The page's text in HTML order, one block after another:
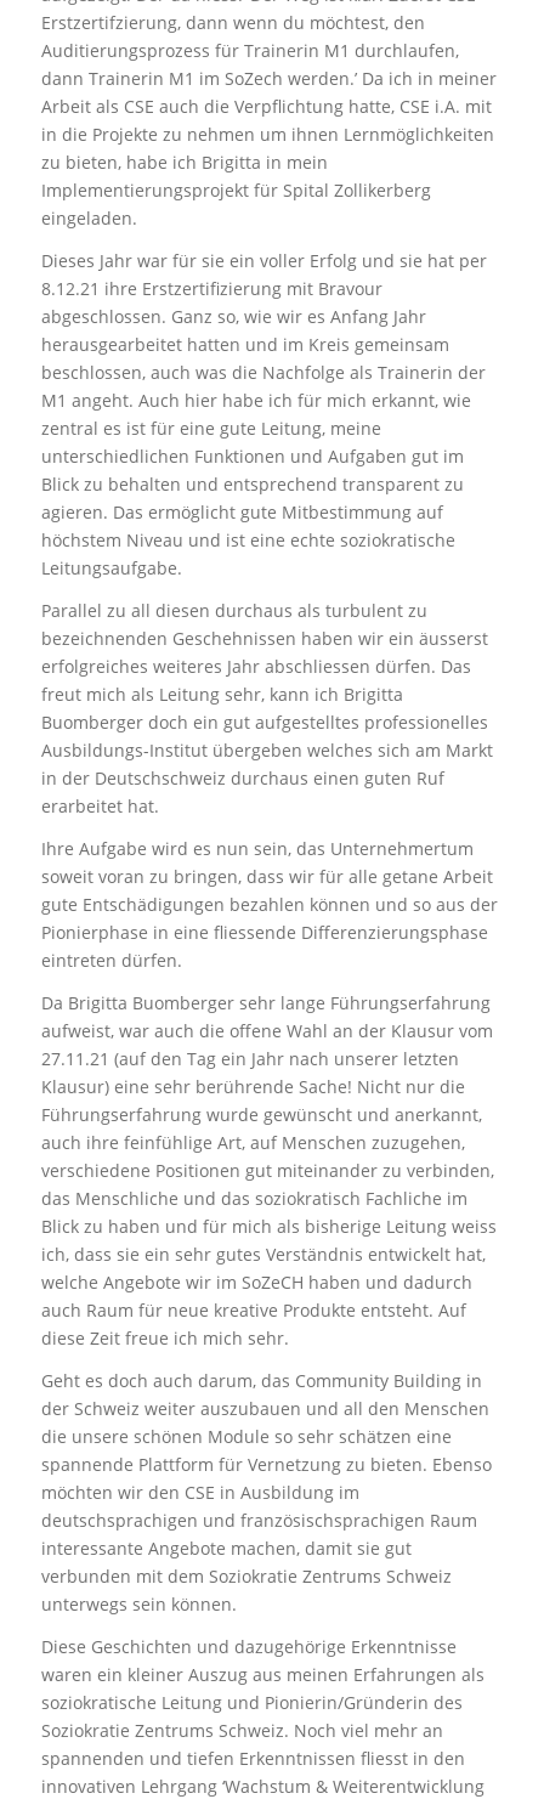
Erstzertifzierung, dann wenn du möchtest, den
Auditierungsprozess für Trainerin M1 durchlaufen,
dann Trainerin M1 im SoZech werden.’ Da ich in meiner
Arbeit als CSE auch die Verpflichtung hatte, CSE i.A. mit
in die Projekte zu nehmen um ihnen Lernmöglichkeiten
zu bieten, habe ich Brigitta in mein
Implementierungsprojekt für Spital Zollikerberg
eingeladen.
Dieses Jahr war für sie ein voller Erfolg und sie hat per
8.12.21 ihre Erstzertifizierung mit Bravour
abgeschlossen. Ganz so, wie wir es Anfang Jahr
herausgearbeitet hatten und im Kreis gemeinsam
beschlossen, auch was die Nachfolge als Trainerin der
M1 angeht. Auch hier habe ich für mich erkannt, wie
zentral es ist für eine gute Leitung, meine
unterschiedlichen Funktionen und Aufgaben gut im
Blick zu behalten und entsprechend transparent zu
agieren. Das ermöglicht gute Mitbestimmung auf
höchstem Niveau und ist eine echte soziokratische
Leitungsaufgabe.
Parallel zu all diesen durchaus als turbulent zu
bezeichnenden Geschehnissen haben wir ein äusserst
erfolgreiches weiteres Jahr abschliessen dürfen. Das
freut mich als Leitung sehr, kann ich Brigitta
Buomberger doch ein gut aufgestelltes professionelles
Ausbildungs-Institut übergeben welches sich am Markt
in der Deutschschweiz durchaus einen guten Ruf
erarbeitet hat.
Ihre Aufgabe wird es nun sein, das Unternehmertum
soweit voran zu bringen, dass wir für alle getane Arbeit
gute Entschädigungen bezahlen können und so aus der
Pionierphase in eine fliessende Differenzierungsphase
eintreten dürfen.
Da Brigitta Buomberger sehr lange Führungserfahrung
aufweist, war auch die offene Wahl an der Klausur vom
27.11.21 (auf den Tag ein Jahr nach unserer letzten
Klausur) eine sehr berührende Sache! Nicht nur die
Führungserfahrung wurde gewünscht und anerkannt,
auch ihre feinfühlige Art, auf Menschen zuzugehen,
verschiedene Positionen gut miteinander zu verbinden,
das Menschliche und das soziokratisch Fachliche im
Blick zu haben und für mich als bisherige Leitung weiss
ich, dass sie ein sehr gutes Verständnis entwickelt hat,
welche Angebote wir im SoZeCH haben und dadurch
auch Raum für neue kreative Produkte entsteht. Auf
diese Zeit freue ich mich sehr.
Geht es doch auch darum, das Community Building in
der Schweiz weiter auszubauen und all den Menschen
die unsere schönen Module so sehr schätzen eine
spannende Plattform für Vernetzung zu bieten. Ebenso
möchten wir den CSE in Ausbildung im
deutschsprachigen und französischsprachigen Raum
interessante Angebote machen, damit sie gut
verbunden mit dem Soziokratie Zentrums Schweiz
unterwegs sein können.
Diese Geschichten und dazugehörige Erkenntnisse
waren ein kleiner Auszug aus meinen Erfahrungen als
soziokratische Leitung und Pionierin/Gründerin des
Soziokratie Zentrums Schweiz. Noch viel mehr an
spannenden und tiefen Erkenntnissen fliesst in den
innovativen Lehrgang ‘Wachstum & Weiterentwicklung